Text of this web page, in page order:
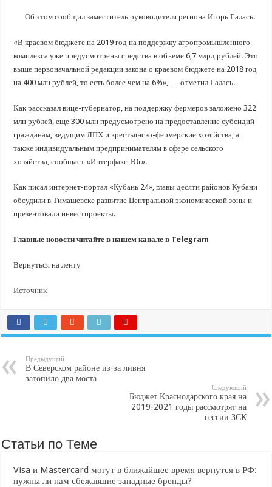
Важные правила обращения в вашу страховую компанию
В городах и районах Кубани отметили День России
Стартовал прием заявок на 20-й юбилейный молодежный форум «Регион 93»
Об этом сообщил заместитель руководителя региона Игорь Галась.
«В краевом бюджете на 2019 год на поддержку агропромышленного
комплекса уже предусмотрены средства в объеме 6,7 млрд рублей. Это
выше первоначальной редакции закона о краевом бюджете на 2018 год
на 400 млн рублей, то есть более чем на 6%», — отметил Галась.
Как рассказал вице-губернатор, на поддержку фермеров заложено 322
млн рублей, еще 300 млн предусмотрено на предоставление субсидий
гражданам, ведущим ЛПХ и крестьянско-фермерские хозяйства, а
также индивидуальным предпринимателям в сфере сельского
хозяйства, сообщает «Интерфакс-Юг».
Как писал интернет-портал «Кубань 24», главы десяти районов Кубани
обсудили в Тимашевске развитие Центральной экономической зоны и
презентовали инвестпроекты.
Главные новости читайте в нашем канале в Telegram
Вернуться на ленту
Источник
Предыдущий
В Северском районе из-за ливня
затопило два моста
Следующий
Бюджет Краснодарского края на
2019-2021 годы рассмотрят на
сессии ЗСК
Статьи по Теме
Visa и Mastercard могут в ближайшее время вернутся в РФ:
нужны ли нам сбежавшие западные бренды?